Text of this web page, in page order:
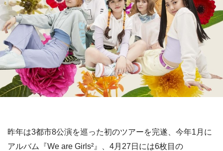
昨年は3都市8公演を巡った初のツアーを完遂、今年1月に
アルバム『We are Girls²』、4月27日には6枚目の